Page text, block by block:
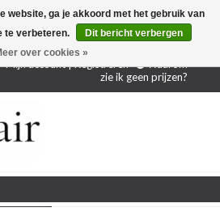
aankoop vanaf € 250,-
Gratis
Mijn account | Registreren
Waarom
zie ik geen prijzen?
website, ga je akkoord met het gebruik van
te verbeteren.
Dit bericht verbergen
over cookies »